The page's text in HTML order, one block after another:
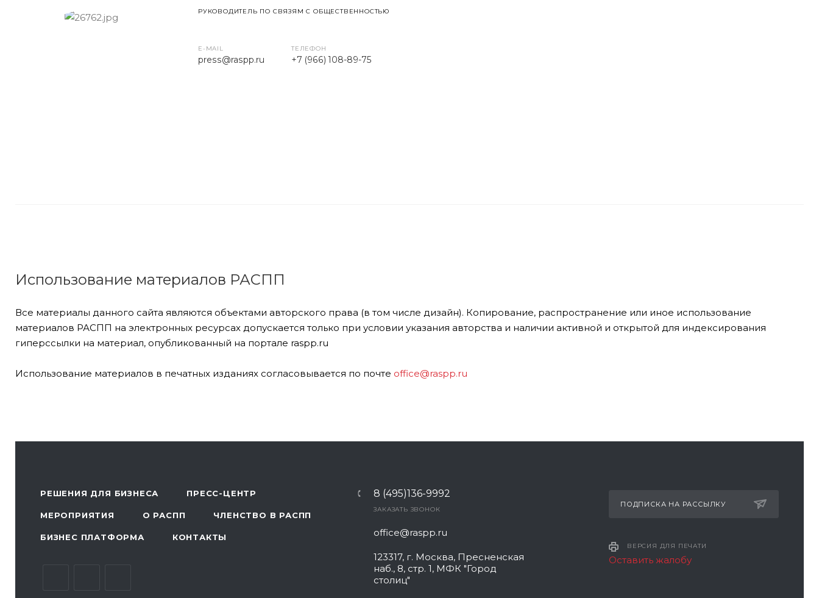
РУКОВОДИТЕЛЬ ПО СВЯЗЯМ С ОБЩЕСТВЕННОСТЬЮ
E-MAIL
press@raspp.ru
ТЕЛЕФОН
+7 (966) 108-89-75
Использование материалов РАСПП
Все материалы данного сайта являются объектами авторского права (в том числе дизайн). Копирование, распространение или иное использование
материалов РАСПП на электронных ресурсах допускается только при условии указания авторства и наличии активной и открытой для индексирования
гиперссылки на материал, опубликованный на портале raspp.ru
Использование материалов в печатных изданиях согласовывается по почте office@raspp.ru
РЕШЕНИЯ ДЛЯ БИЗНЕСА ПРЕСС-ЦЕНТР
МЕРОПРИЯТИЯ О РАСПП ЧЛЕНСТВО В РАСПП
БИЗНЕС ПЛАТФОРМА КОНТАКТЫ
8 (495)136-9992
ЗАКАЗАТЬ ЗВОНОК
office@raspp.ru
123317, г. Москва, Пресненская
наб., 8, стр. 1, МФК "Город
столиц"
ПОДПИСКА НА РАССЫЛКУ
ВЕРСИЯ ДЛЯ ПЕЧАТИ
Оставить жалобу